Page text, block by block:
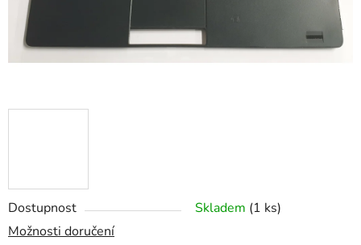
Dostupnost Skladem (1 ks)
Možnosti doručení